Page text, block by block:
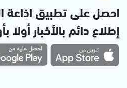
احصل على تطبيق
إطلاع دائم بالأخبار أولاً